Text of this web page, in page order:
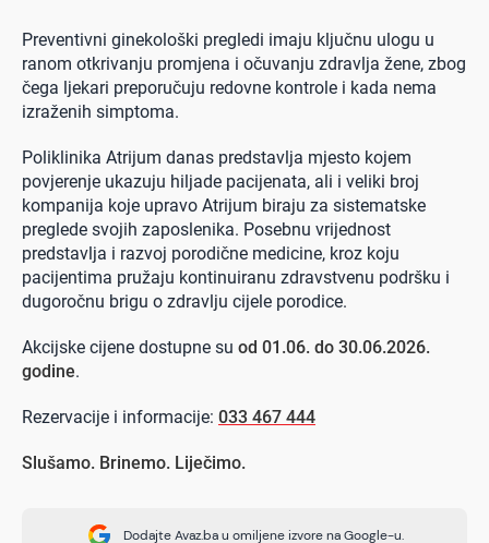
Preventivni ginekološki pregledi imaju ključnu ulogu u
ranom otkrivanju promjena i očuvanju zdravlja žene, zbog
čega ljekari preporučuju redovne kontrole i kada nema
izraženih simptoma.
Poliklinika Atrijum danas predstavlja mjesto kojem
povjerenje ukazuju hiljade pacijenata, ali i veliki broj
kompanija koje upravo Atrijum biraju za sistematske
preglede svojih zaposlenika. Posebnu vrijednost
predstavlja i razvoj porodične medicine, kroz koju
pacijentima pružaju kontinuiranu zdravstvenu podršku i
dugoročnu brigu o zdravlju cijele porodice.
Akcijske cijene dostupne su od 01.06. do 30.06.2026.
godine.
Rezervacije i informacije: 033 467 444
Slušamo. Brinemo. Liječimo.
Dodajte Avaz.ba u omiljene izvore na Google-u.